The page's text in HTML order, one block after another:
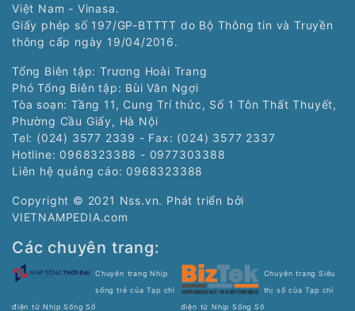
Việt Nam - Vinasa.
Giấy phép số 197/GP-BTTTT do Bộ Thông tin và Truyền
thông cấp ngày 19/04/2016.
Tổng Biên tập: Trương Hoài Trang
Phó Tổng Biên tập: Bùi Văn Ngợi
Tòa soạn: Tầng 11, Cung Trí thức, Số 1 Tôn Thất Thuyết,
Phường Cầu Giấy, Hà Nội
Tel: (024) 3577 2339 - Fax: (024) 3577 2337
Hotline: 0968323388 - 0977303388
Liên hệ quảng cáo: 0968323388
Copyright © 2021 Nss.vn. Phát triển bởi
VIETNAMPEDIA.com
Các chuyên trang:
Chuyên trang Nhịp
sống trẻ của Tạp chí
điện tử Nhịp Sống Số
Chuyên trang Siêu
thị số của Tạp chí
điện tử Nhịp Sống Số